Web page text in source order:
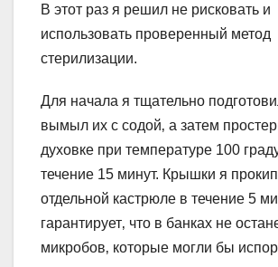
В этот раз я решил не рисковать и
использовать проверенный метод
стерилизации.
Для начала я тщательно
вымыл их с содой‚ а затем
духовке при температуре 100
течение 15 минут. Крышки я
отдельной кастрюле в течение 5
гарантирует‚ что в банках не
микробов‚ которые могли бы